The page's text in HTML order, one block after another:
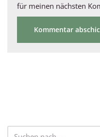
für meinen nächsten